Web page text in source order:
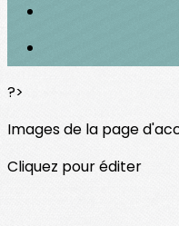
?>
Images de la page
Cliquez pour éditer